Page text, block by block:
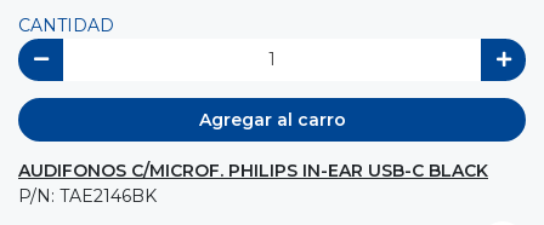
CANTIDAD
Agregar al carro
AUDIFONOS C/MICROF. PHILIPS IN-EAR USB-C BLACK
P/N: TAE2146BK